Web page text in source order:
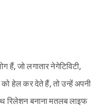
हैं, जो लगातार नेगेटिविटी,
हेल कर देते हैं, तो उन्हें अपनी
रिलेशन बनाना मतलब लाइफ